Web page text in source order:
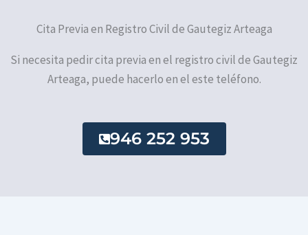
Cita Previa en Registro Civil de Gautegiz Arteaga
Si necesita pedir cita previa en el registro civil de Gautegiz
Arteaga, puede hacerlo en el este teléfono.
946 252 953